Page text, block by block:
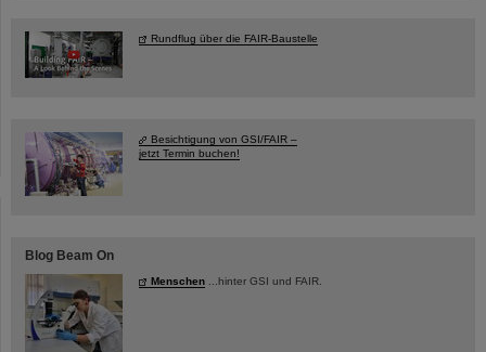
Rundflug über die FAIR-Baustelle
Besichtigung von GSI/FAIR –
jetzt Termin buchen!
Blog Beam On
Menschen ...hinter GSI und FAIR.